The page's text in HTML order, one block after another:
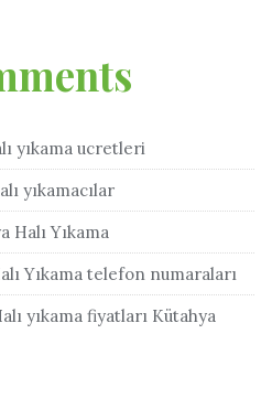
yıkama ucretleri
yıkamacılar
Halı Yıkama
Yıkama telefon numaraları
yıkama fiyatları Kütahya